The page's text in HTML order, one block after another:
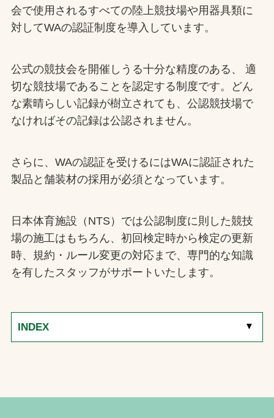
会で使用されるすべての陸上競技場や用器具類に
対してWAの認証制度を導入しています。
公式の競技会を開催しうる十分な精度のある、 適
切な競技場であることを認定する制度です。どん
な素晴らしい記録が樹立されても、公認競技場で
なければその記録は公認されません。
さらに、WAの認証を受けるにはWAに認証された
製品と舗装材の採用が必須となっています。
日本体育施設（NTS）では公認制度に則した競技
場の施工はもちろん、初回検定時から検定の更新
時、規約・ルール変更の対応まで、専門的な知識
を有したスタッフがサポートいたします。
INDEX ▼